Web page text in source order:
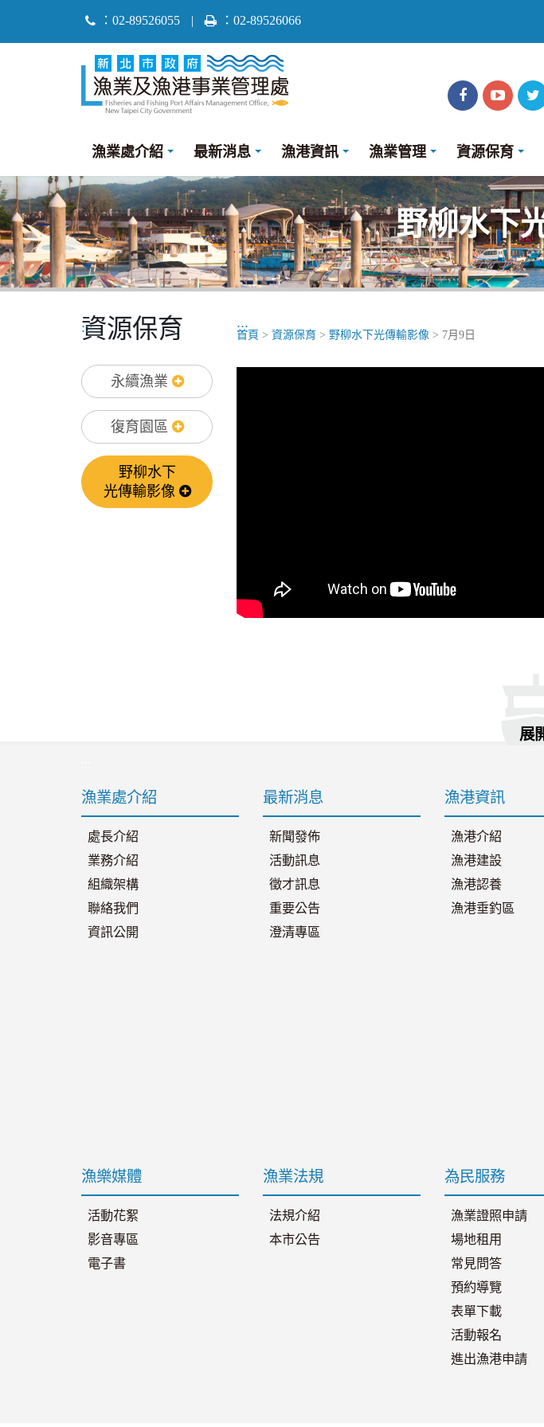
：02-89526055 | ：02-89526066
漁
處
facebook
漁
處
漁業處介紹 最新消息 漁港資訊 漁業管理 資源保育
野柳水下
:::
資源保育
永續漁業
復育園區
野柳水下
光傳輸影像
:::
首頁 > 資源保育 > 野柳水下光傳輸影像 > 7月9日
展
漁業處介紹
處長介紹
業務介紹
組織架構
聯絡我們
資訊公開
最新消息
新聞發佈
活動訊息
徵才訊息
重要公告
澄清專區
漁港資訊
漁港介紹
漁港建設
漁港認養
漁港垂釣區
漁樂媒體
活動花絮
影音專區
電子書
漁業法規
法規介紹
本市公告
為民服務
漁業證照申請
場地租用
常見問答
預約導覽
表單下載
活動報名
進出漁港申請